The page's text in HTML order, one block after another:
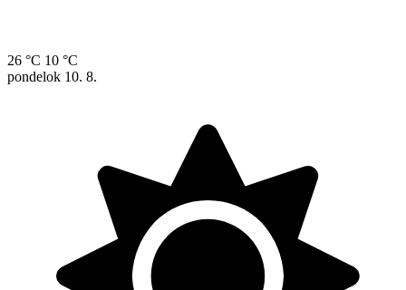
26 °C 10 °C
pondelok 10. 8.